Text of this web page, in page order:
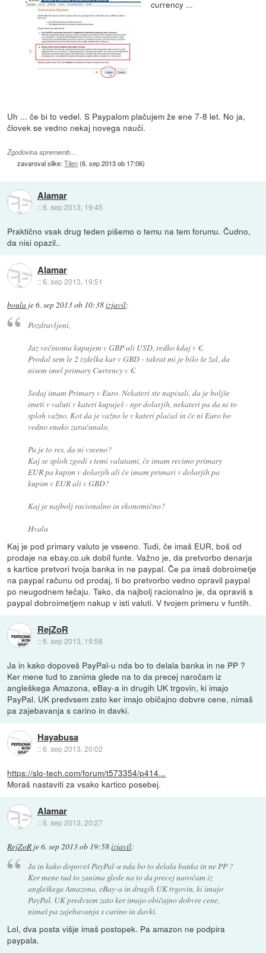
currency ...
Uh ... če bi to vedel. S Paypalom plačujem že ene 7-8 let. No ja,
človek se vedno nekaj novega nauči.
Zgodovina sprememb…
zavaroval slike:Tilen(6. sep 2013 ob 17:06)
Alamar
::6. sep 2013, 19:45
Praktično vsak drug teden pišemo o temu na tem forumu. Čudno,
da nisi opazil..
Alamar
::6. sep 2013, 19:51
boula je6. sep 2013 ob 10:38izjavil:
Pozdravljeni,
Jaz večinoma kupujem v GBP ali USD, redko kdaj v €.
Prodal sem le 2 izdelka kar v GBD - takrat mi je bilo še žal, da
nisem imel primary Currency v €.
Sedaj imam Primary v Euro. Nekateri ste napisali, da je boljše
imeti v valuti v kateri kupuješ - npr dolarjih, nekateri pa da ni to
sploh važno. Kot da je važno le v kateri plačaš in če ni Euro bo
vedno enako zaračunalo.
Pa je to res, da ni vseeno?
Kaj se sploh zgodi s temi valutami, če imam recimo primary
EUR pa kupim v dolarjih ali če imam primari v dolarjih pa
kupim v EUR ali v GBD?
Kaj je najbolj racionalno in ekonomično?
Hvala
Kaj je pod primary valuto je vseeno. Tudi, če imaš EUR, boš od
prodaje na ebay.co.uk dobil funte. Važno je, da pretvorbo denarja
s kartice pretvori tvoja banka in ne paypal. Če pa imaš dobroimetje
na paypal računu od prodaj, ti bo pretvorbo vedno opravil paypal
po neugodnem tečaju. Tako, da najbolj racionalno je, da opraviš s
paypal dobroimetjem nakup v isti valuti. V tvojem primeru v funtih.
RejZoR
::6. sep 2013, 19:58
Ja in kako dopoveš PayPal-u nda bo to delala banka in ne PP ?
Ker mene tud to zanima glede na to da precej naročam iz
angleškega Amazona, eBay-a in drugih UK trgovin, ki imajo
PayPal. UK predvsem zato ker imajo običajno dobvre cene, nimaš
pa zajebavanja s carino in davki.
Hayabusa
::6. sep 2013, 20:02
https://slo-tech.com/forum/t573354/p414...
Moraš nastaviti za vsako kartico posebej.
Alamar
::6. sep 2013, 20:27
RejZoR je6. sep 2013 ob 19:58izjavil:
Ja in kako dopoveš PayPal-u nda bo to delala banka in ne PP ?
Ker mene tud to zanima glede na to da precej naročam iz
angleškega Amazona, eBay-a in drugih UK trgovin, ki imajo
PayPal. UK predvsem zato ker imajo običajno dobvre cene,
nimaš pa zajebavanja s carino in davki.
Lol, dva posta višje imaš postopek. Pa amazon ne podpira
paypala.